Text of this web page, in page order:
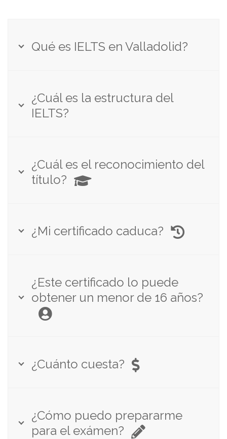
Qué es IELTS en Valladolid?
¿Cuál es la estructura del
IELTS?
¿Cuál es el reconocimiento del
título?
¿Mi certificado caduca?
¿Este certificado lo puede
obtener un menor de 16 años?
¿Cuánto cuesta?
¿Cómo puedo prepararme
para el exámen?